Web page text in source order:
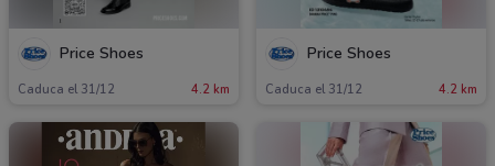
Price Shoes
Caduca el 31/12 4.2 km
Price Shoes
Caduca el 31/12 4.2 km